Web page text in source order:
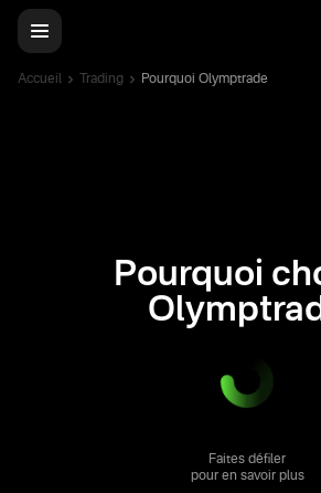
Accueil Trading Pourquoi Olymptrade
Pourquoi
Faites défiler
pour en savoir plus